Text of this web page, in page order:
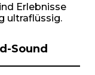
Erlebnisse
ultraflüssig.
Sound